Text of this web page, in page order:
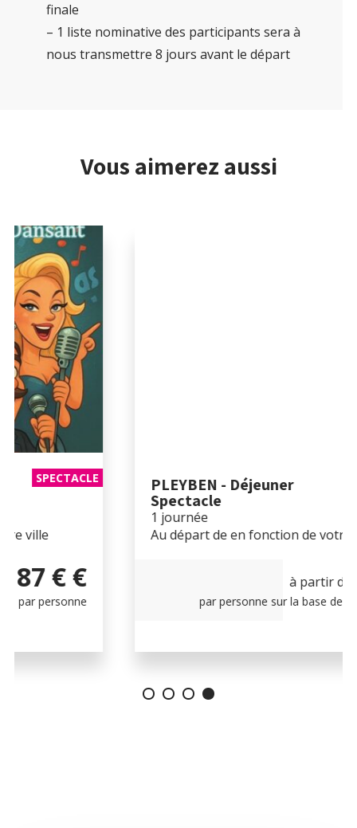
finale
– 1 liste nominative des participants sera à
nous transmettre 8 jours avant le départ
Vous aimerez aussi
PLEYBEN - Déjeuner
Au départ de en fonction de votre ville
97 €
par personne sur la base de 40 personnes